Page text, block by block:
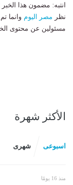
انتبه: مضمون هذا
نظر مصر اليوم وانما
مسئولين عن محتوى
الأكثر شهرة
اسبوعى شهرى
منذ 16 يومًا